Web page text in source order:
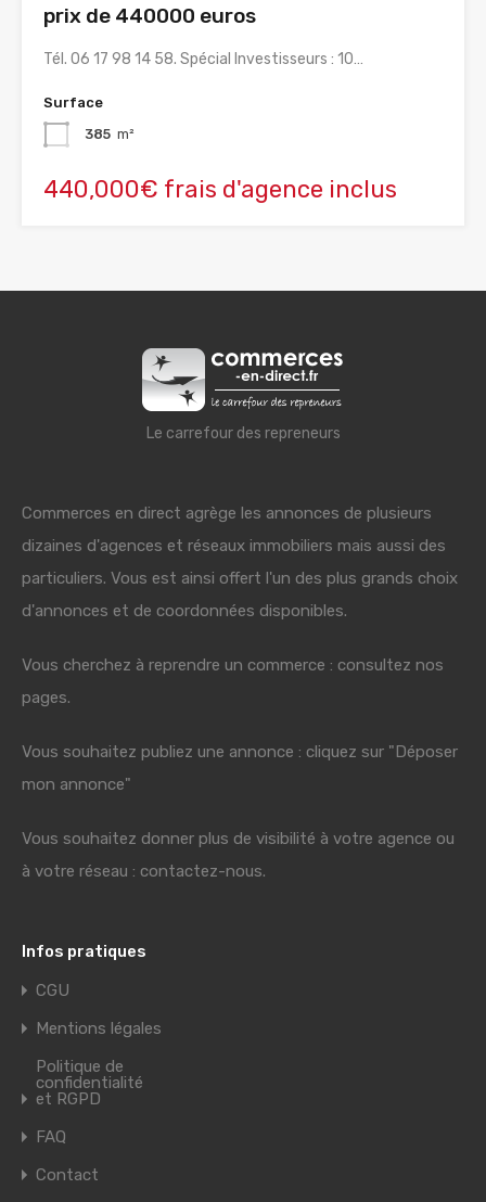
prix de 440000 euros
Tél. 06 17 98 14 58. Spécial Investisseurs : 10…
Surface
385 m²
440,000€ frais d'agence inclus
Le carrefour des repreneurs
Commerces en direct agrège les annonces de plusieurs
dizaines d'agences et réseaux immobiliers mais aussi des
particuliers. Vous est ainsi offert l'un des plus grands choix
d'annonces et de coordonnées disponibles.
Vous cherchez à reprendre un commerce : consultez nos
pages.
Vous souhaitez publiez une annonce : cliquez sur "Déposer
mon annonce"
Vous souhaitez donner plus de visibilité à votre agence ou
à votre réseau : contactez-nous.
Infos pratiques
CGU
Mentions légales
Politique de
confidentialité
et RGPD
FAQ
Contact